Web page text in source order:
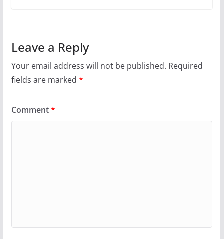
Leave a Reply
Your email address will not be published. Required
fields are marked *
Comment*